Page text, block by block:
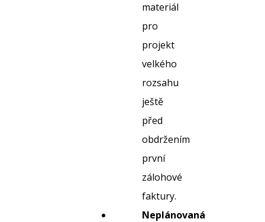
materiál
pro
projekt
velkého
rozsahu
ještě
před
obdržením
první
zálohové
faktury.
Neplánovaná